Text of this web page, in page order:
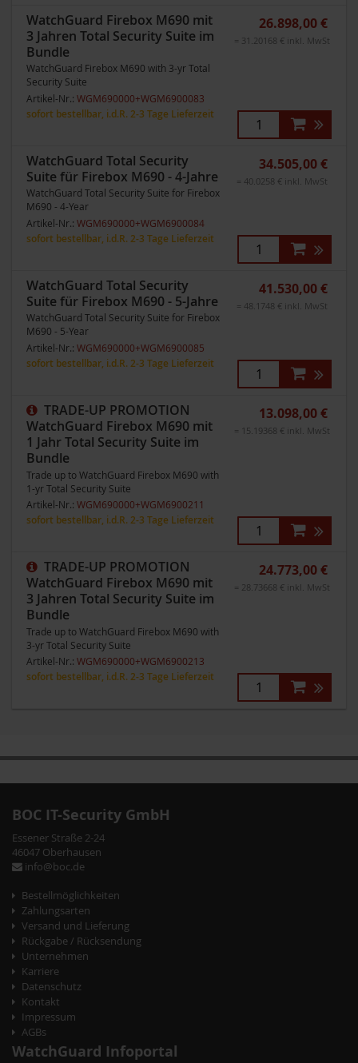
WatchGuard Firebox M690 mit
3 Jahren Total Security Suite im
Bundle
WatchGuard Firebox M690 with 3-yr Total
Security Suite
Artikel-Nr.: WGM690000+WGM6900083
sofort bestellbar, i.d.R. 2-3 Tage Lieferzeit
26.898,00 €
= 31.20168 € inkl. MwSt
WatchGuard Total Security
Suite für Firebox M690 - 4-Jahre
WatchGuard Total Security Suite for Firebox
M690 - 4-Year
Artikel-Nr.: WGM690000+WGM6900084
sofort bestellbar, i.d.R. 2-3 Tage Lieferzeit
34.505,00 €
= 40.0258 € inkl. MwSt
WatchGuard Total Security
Suite für Firebox M690 - 5-Jahre
WatchGuard Total Security Suite for Firebox
M690 - 5-Year
Artikel-Nr.: WGM690000+WGM6900085
sofort bestellbar, i.d.R. 2-3 Tage Lieferzeit
41.530,00 €
= 48.1748 € inkl. MwSt
TRADE-UP PROMOTION
WatchGuard Firebox M690 mit
1 Jahr Total Security Suite im
Bundle
Trade up to WatchGuard Firebox M690 with
1-yr Total Security Suite
Artikel-Nr.: WGM690000+WGM6900211
sofort bestellbar, i.d.R. 2-3 Tage Lieferzeit
13.098,00 €
= 15.19368 € inkl. MwSt
TRADE-UP PROMOTION
WatchGuard Firebox M690 mit
3 Jahren Total Security Suite im
Bundle
Trade up to WatchGuard Firebox M690 with
3-yr Total Security Suite
Artikel-Nr.: WGM690000+WGM6900213
sofort bestellbar, i.d.R. 2-3 Tage Lieferzeit
24.773,00 €
= 28.73668 € inkl. MwSt
Ende
der
Bildergalerie
springen
Anfang
der
Bildergalerie
springen
BOC IT-Security GmbH
Essener Straße 2-24
46047 Oberhausen
info@boc.de
Bestellmöglichkeiten
Zahlungsarten
Versand und Lieferung
Rückgabe / Rücksendung
Unternehmen
Karriere
Datenschutz
Kontakt
Impressum
AGBs
WatchGuard Infoportal